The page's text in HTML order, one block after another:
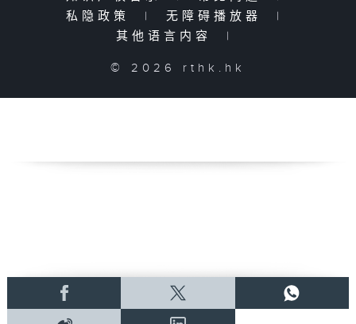
私隐政策
| 无障碍播放器
|
其他语言内容
|
© 2026 rthk.hk